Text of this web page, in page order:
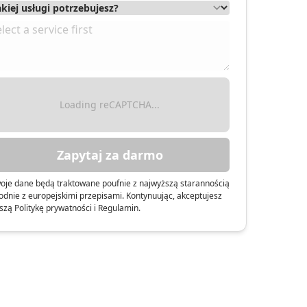
Loading reCAPTCHA...
Zapytaj za darmo
dane będą traktowane poufnie z najwyższą starannością
z europejskimi przepisami. Kontynuując, akceptujesz
Politykę prywatności i Regulamin.